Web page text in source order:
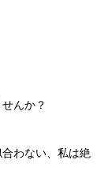
んか？
わない、私は絶